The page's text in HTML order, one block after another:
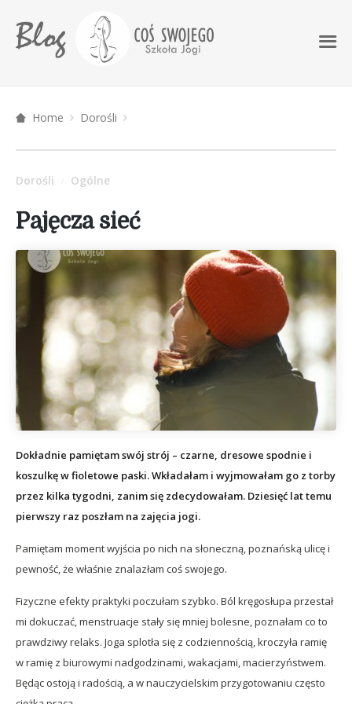
Home Dorośli
Dorośli Ogólne
Pajęcza sieć
Dokładnie pamiętam swój strój – czarne, dresowe spodnie i
koszulkę w fioletowe paski. Wkładałam i wyjmowałam go z torby
przez kilka tygodni, zanim się zdecydowałam. Dziesięć lat temu
pierwszy raz poszłam na zajęcia jogi.
Pamiętam moment wyjścia po nich na słoneczną, poznańską ulicę i
pewność, że właśnie znalazłam coś swojego.
Fizyczne efekty praktyki poczułam szybko. Ból kręgosłupa przestał
mi dokuczać, menstruacje stały się mniej bolesne, poznałam co to
prawdziwy relaks. Joga splotła się z codziennością, kroczyła ramię
w ramię z biurowymi nadgodzinami, wakacjami, macierzyństwem.
Będąc ostoją i radością, a w nauczycielskim przygotowaniu często